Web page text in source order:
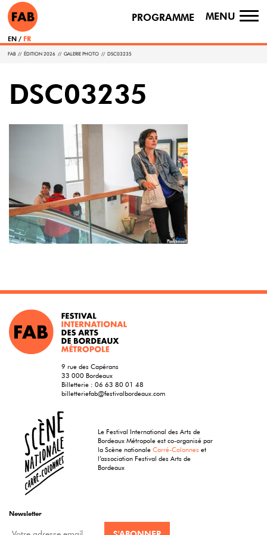
PROGRAMME MENU
EN FR
FAB // ÉDITION 2026 // GALERIE PHOTO // DSC03235
DSC03235
9 rue des Capérans
33 000 Bordeaux
Billetterie : 06 63 80 01 48
billetteriefab@festivalbordeaux.com
Le Festival International des Arts de
Bordeaux Métropole est co-organisé par
la Scène nationaleCarré-Colonnes et
l’association Festival des Arts de
Bordeaux
Newsletter